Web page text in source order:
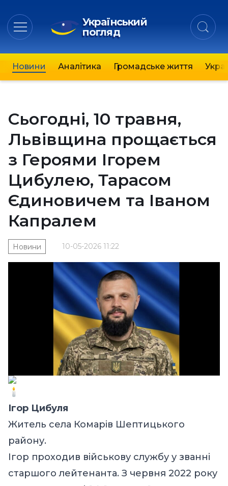
Український
погляд
Новини Аналітика Громадське життя
Сьогодні, 10 травня,
Львівщина прощається
з Героями Ігорем
Цибулею, Тарасом
Єдиновичем та Іваном
Капралем
10-05-2026 11:22
Новини
Ігор Цибуля
Житель села Комарів Шептицького
району.
Ігор проходив військову службу у званні
старшого лейтенанта. З червня 2022 року